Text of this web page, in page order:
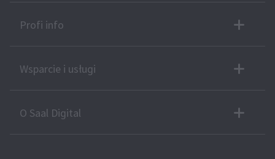
Profi info
Wsparcie i usługi
O Saal Digital